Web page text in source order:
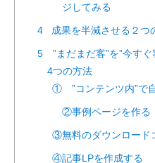
ジしてみる
4 成果を半減させる２つ
5 ”まだまだ客”を”今すぐ
4つの方法
① ”コンテンツ内”で
②事例ページを作る
③無料のダウンロード
④記事LPを作成する